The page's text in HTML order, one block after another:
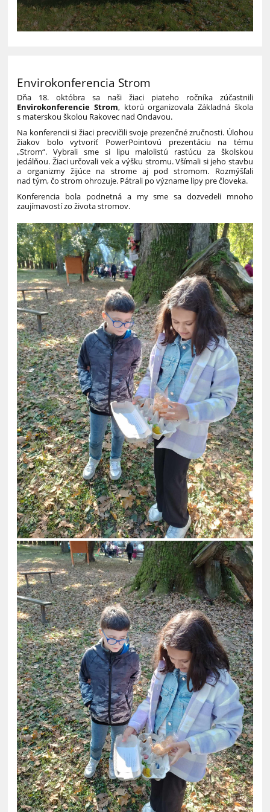
Envirokonferencia Strom
Dňa 18. októbra sa naši žiaci piateho ročníka zúčastnili
Envirokonferencie Strom, ktorú organizovala Základná škola
s materskou školou Rakovec nad Ondavou.
Na konferencii si žiaci precvičili svoje prezenčné zručnosti. Úlohou
žiakov bolo vytvoriť PowerPointovú prezentáciu na tému
„Strom“. Vybrali sme si lipu malolistú rastúcu za školskou
jedálňou. Žiaci určovali vek a výšku stromu. Všímali si jeho stavbu
a organizmy žijúce na strome aj pod stromom. Rozmýšľali
nad tým, čo strom ohrozuje. Pátrali po význame lipy pre človeka.
Konferencia bola podnetná a my sme sa dozvedeli mnoho
zaujímavostí zo života stromov.